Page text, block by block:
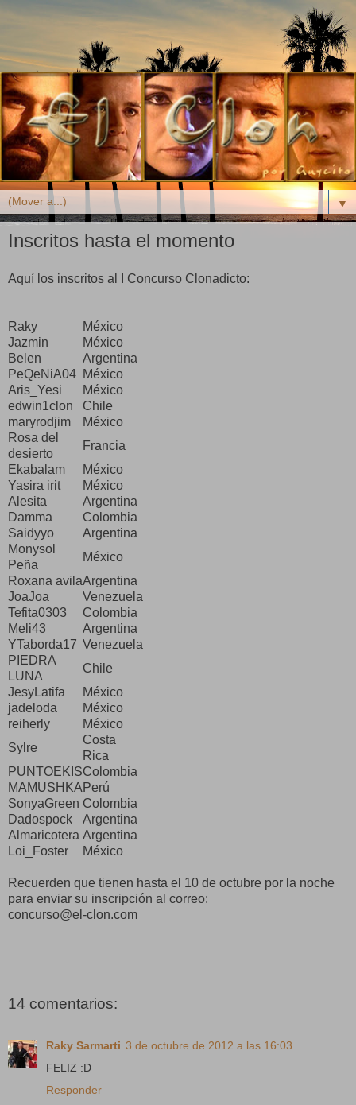
▼
Inscritos hasta el momento
Aquí los inscritos al I Concurso Clonadicto:
Raky
México
Jazmin
México
Belen
Argentina
PeQeNiA04 México
Aris_Yesi
México
edwin1clon
Chile
maryrodjim
México
Rosa del
desierto
Francia
Ekabalam
México
Yasira irit
México
Alesita
Argentina
Damma
Colombia
Saidyyo
Argentina
Monysol
Peña
México
Roxana avilaArgentina
JoaJoa
Venezuela
Tefita0303
Colombia
Meli43
Argentina
YTaborda17 Venezuela
PIEDRA
LUNA
Chile
JesyLatifa
México
jadeloda
México
reiherly
México
Sylre
Costa
Rica
PUNTOEKISColombia
MAMUSHKA Perú
SonyaGreen Colombia
Dadospock
Argentina
Almaricotera Argentina
Loi_Foster
México
Recuerden que tienen hasta el 10 de octubre por la noche
para enviar su inscripción al correo:
concurso@el-clon.com
14 comentarios:
Raky Sarmarti 3 de octubre de 2012 a las 16:03
FELIZ :D
Responder